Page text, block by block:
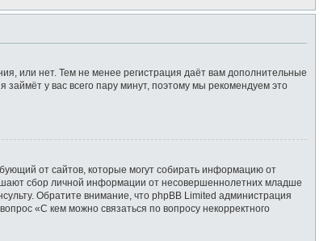
или нет. Тем не менее регистрация даёт вам дополнительные
у вас всего пару минут, поэтому мы рекомендуем это
от сайтов, которые могут собирать информацию от
сбор личной информации от несовершеннолетних младше
Обратите внимание, что phpBB Limited администрация
«С кем можно связаться по вопросу некорректного